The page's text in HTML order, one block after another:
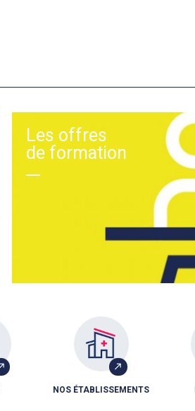
Les offres
de formation
NOS ÉTABLISSEMENTS